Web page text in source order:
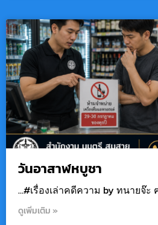
วันอาสาฬหบูชา
…#เรื่องเล่าคดีความ by ทนายจ๊ะ
ดูเพิ่มเติม »